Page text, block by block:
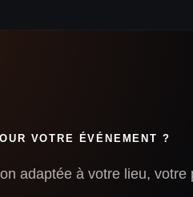
VOTRE ÉVÉNEMENT ?
adaptée à votre lieu, votre